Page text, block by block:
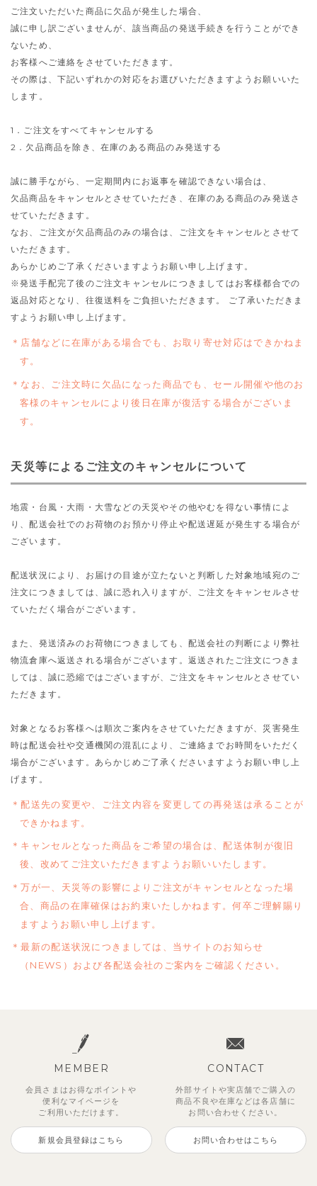
ご注文いただいた商品に欠品が発生した場合、
誠に申し訳ございませんが、該当商品の発送手続きを行うことができ
ないため、
お客様へご連絡をさせていただきます。
その際は、下記いずれかの対応をお選びいただきますようお願いいた
します。
1．ご注文をすべてキャンセルする
2．欠品商品を除き、在庫のある商品のみ発送する
誠に勝手ながら、一定期間内にお返事を確認できない場合は、
欠品商品をキャンセルとさせていただき、在庫のある商品のみ発送さ
せていただきます。
なお、ご注文が欠品商品のみの場合は、ご注文をキャンセルとさせて
いただきます。
あらかじめご了承くださいますようお願い申し上げます。
※発送手配完了後のご注文キャンセルにつきましてはお客様都合での
返品対応となり、往復送料をご負担いただきます。 ご了承いただきま
すようお願い申し上げます。
店舗などに在庫がある場合でも、お取り寄せ対応はできかねま
す。
なお、ご注文時に欠品になった商品でも、セール開催や他のお
客様のキャンセルにより後日在庫が復活する場合がございま
す。
天災等によるご注文のキャンセルについて
地震・台風・大雨・大雪などの天災やその他やむを得ない事情によ
り、配送会社でのお荷物のお預かり停止や配送遅延が発生する場合が
ございます。
配送状況により、お届けの目途が立たないと判断した対象地域宛のご
注文につきましては、誠に恐れ入りますが、ご注文をキャンセルさせ
ていただく場合がございます。
また、発送済みのお荷物につきましても、配送会社の判断により弊社
物流倉庫へ返送される場合がございます。返送されたご注文につきま
しては、誠に恐縮ではございますが、ご注文をキャンセルとさせてい
ただきます。
対象となるお客様へは順次ご案内をさせていただきますが、災害発生
時は配送会社や交通機関の混乱により、ご連絡までお時間をいただく
場合がございます。あらかじめご了承くださいますようお願い申し上
げます。
配送先の変更や、ご注文内容を変更しての再発送は承ることが
できかねます。
キャンセルとなった商品をご希望の場合は、配送体制が復旧
後、改めてご注文いただきますようお願いいたします。
万が一、天災等の影響によりご注文がキャンセルとなった場
合、商品の在庫確保はお約束いたしかねます。何卒ご理解賜り
ますようお願い申し上げます。
最新の配送状況につきましては、当サイトのお知らせ
（NEWS）および各配送会社のご案内をご確認ください。
MEMBER
会員さまはお得なポイントや
便利な マイページを
ご利用いただけます。
新規会員登録はこちら
CONTACT
外部サイトや実店舗でご購入の
商品不良や在庫などは各店舗に
お問い合わせください。
お問い合わせはこちら